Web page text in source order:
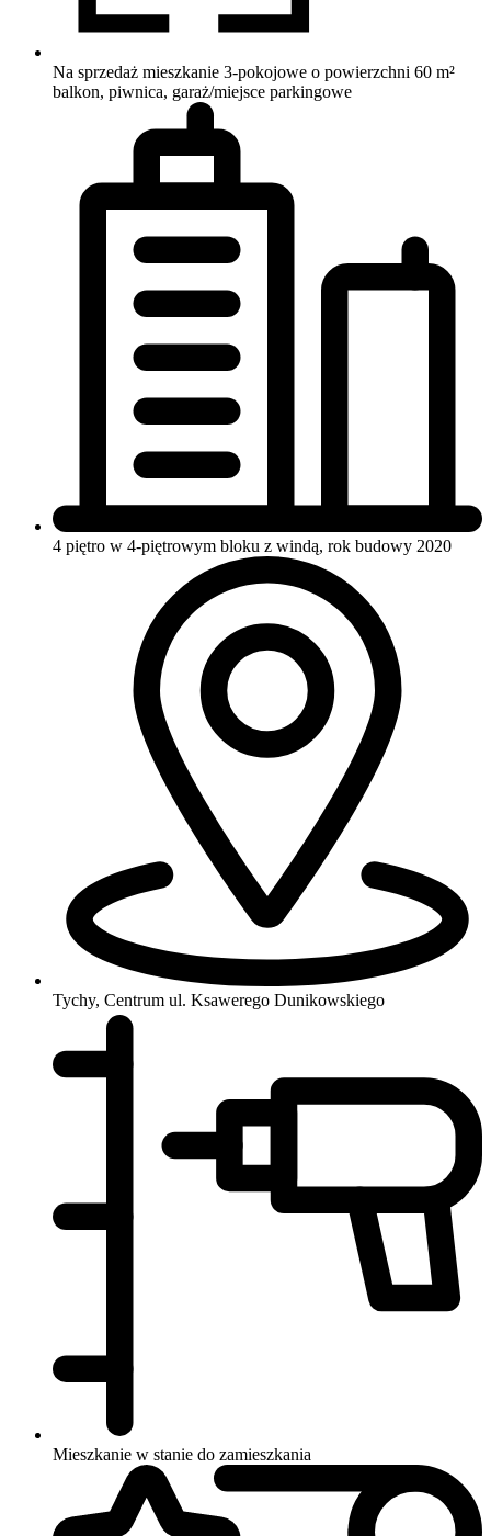
Na sprzedaż mieszkanie 3-pokojowe o powierzchni 60 m²
balkon, piwnica, garaż/miejsce parkingowe
4 piętro w 4-piętrowym bloku z windą, rok budowy 2020
Tychy, Centrum ul. Ksawerego Dunikowskiego
Mieszkanie w stanie do zamieszkania